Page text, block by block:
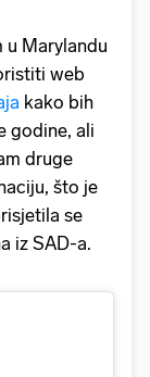
u Marylandu
web
kako bih
godine, ali
druge
što je
se
iz SAD-a.